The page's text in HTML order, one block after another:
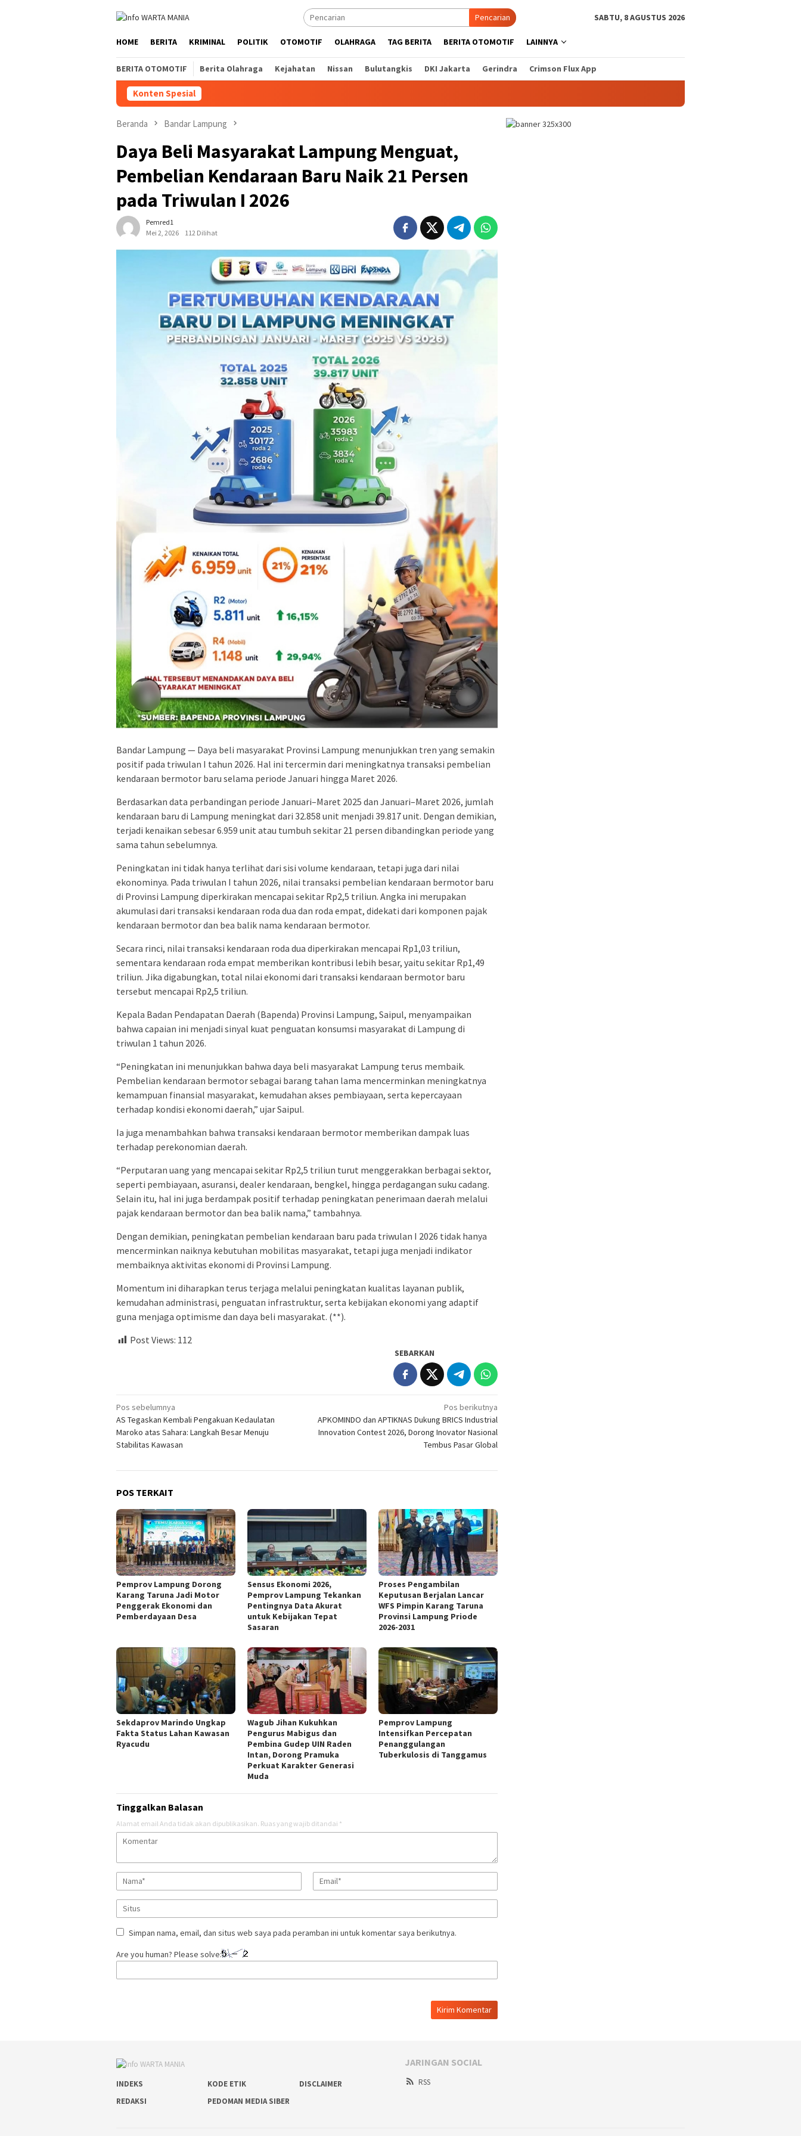
Pencarian SABTU, 8 AGUSTUS 2026
HOME BERITA KRIMINAL POLITIK OTOMOTIF OLAHRAGA TAG BERITA BERITA OTOMOTIF LAINNYA
BERITA OTOMOTIF Berita Olahraga Kejahatan Nissan Bulutangkis DKI Jakarta Gerindra Crimson Flux App
Konten Spesial
Beranda Bandar Lampung
Daya Beli Masyarakat Lampung Menguat,
Pembelian Kendaraan Baru Naik 21 Persen
pada Triwulan I 2026
Pemred1
Mei 2, 2026
112 Dilihat
Bandar Lampung — Daya beli masyarakat Provinsi Lampung menunjukkan tren yang semakin
positif pada triwulan I tahun 2026. Hal ini tercermin dari meningkatnya transaksi pembelian
kendaraan bermotor baru selama periode Januari hingga Maret 2026.
Berdasarkan data perbandingan periode Januari–Maret 2025 dan Januari–Maret 2026, jumlah
kendaraan baru di Lampung meningkat dari 32.858 unit menjadi 39.817 unit. Dengan demikian,
terjadi kenaikan sebesar 6.959 unit atau tumbuh sekitar 21 persen dibandingkan periode yang
sama tahun sebelumnya.
Peningkatan ini tidak hanya terlihat dari sisi volume kendaraan, tetapi juga dari nilai
ekonominya. Pada triwulan I tahun 2026, nilai transaksi pembelian kendaraan bermotor baru
di Provinsi Lampung diperkirakan mencapai sekitar Rp2,5 triliun. Angka ini merupakan
akumulasi dari transaksi kendaraan roda dua dan roda empat, didekati dari komponen pajak
kendaraan bermotor dan bea balik nama kendaraan bermotor.
Secara rinci, nilai transaksi kendaraan roda dua diperkirakan mencapai Rp1,03 triliun,
sementara kendaraan roda empat memberikan kontribusi lebih besar, yaitu sekitar Rp1,49
triliun. Jika digabungkan, total nilai ekonomi dari transaksi kendaraan bermotor baru
tersebut mencapai Rp2,5 triliun.
Kepala Badan Pendapatan Daerah (Bapenda) Provinsi Lampung, Saipul, menyampaikan
bahwa capaian ini menjadi sinyal kuat penguatan konsumsi masyarakat di Lampung di
triwulan 1 tahun 2026.
“Peningkatan ini menunjukkan bahwa daya beli masyarakat Lampung terus membaik.
Pembelian kendaraan bermotor sebagai barang tahan lama mencerminkan meningkatnya
kemampuan finansial masyarakat, kemudahan akses pembiayaan, serta kepercayaan
terhadap kondisi ekonomi daerah,” ujar Saipul.
Ia juga menambahkan bahwa transaksi kendaraan bermotor memberikan dampak luas
terhadap perekonomian daerah.
“Perputaran uang yang mencapai sekitar Rp2,5 triliun turut menggerakkan berbagai sektor,
seperti pembiayaan, asuransi, dealer kendaraan, bengkel, hingga perdagangan suku cadang.
Selain itu, hal ini juga berdampak positif terhadap peningkatan penerimaan daerah melalui
pajak kendaraan bermotor dan bea balik nama,” tambahnya.
Dengan demikian, peningkatan pembelian kendaraan baru pada triwulan I 2026 tidak hanya
mencerminkan naiknya kebutuhan mobilitas masyarakat, tetapi juga menjadi indikator
membaiknya aktivitas ekonomi di Provinsi Lampung.
Momentum ini diharapkan terus terjaga melalui peningkatan kualitas layanan publik,
kemudahan administrasi, penguatan infrastruktur, serta kebijakan ekonomi yang adaptif
guna menjaga optimisme dan daya beli masyarakat. (**).
Post Views: 112
SEBARKAN
Navigasi
pos
Pos sebelumnya
AS Tegaskan Kembali Pengakuan Kedaulatan
Maroko atas Sahara: Langkah Besar Menuju
Stabilitas Kawasan
Pos berikutnya
APKOMINDO dan APTIKNAS Dukung BRICS Industrial
Innovation Contest 2026, Dorong Inovator Nasional
Tembus Pasar Global
POS TERKAIT
Pemprov Lampung Dorong
Karang Taruna Jadi Motor
Penggerak Ekonomi dan
Pemberdayaan Desa
Sensus Ekonomi 2026,
Pemprov Lampung Tekankan
Pentingnya Data Akurat
untuk Kebijakan Tepat
Sasaran
Proses Pengambilan
Keputusan Berjalan Lancar
WFS Pimpin Karang Taruna
Provinsi Lampung Priode
2026-2031
Sekdaprov Marindo Ungkap
Fakta Status Lahan Kawasan
Ryacudu
Wagub Jihan Kukuhkan
Pengurus Mabigus dan
Pembina Gudep UIN Raden
Intan, Dorong Pramuka
Perkuat Karakter Generasi
Muda
Pemprov Lampung
Intensifkan Percepatan
Penanggulangan
Tuberkulosis di Tanggamus
Tinggalkan Balasan
Alamat email Anda tidak akan dipublikasikan. Ruas yang wajib ditandai *
Simpan nama, email, dan situs web saya pada peramban ini untuk komentar saya berikutnya.
Are you human? Please solve:
INDEKS KODE ETIK
DISCLAIMER
REDAKSI
PEDOMAN MEDIA SIBER
JARINGAN SOCIAL
RSS